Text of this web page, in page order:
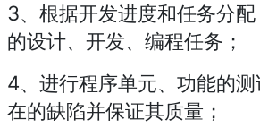
3、根据开发进度和任务分
的设计、开发、编程任务；
4、进行程序单元、功能的
在的缺陷并保证其质量；